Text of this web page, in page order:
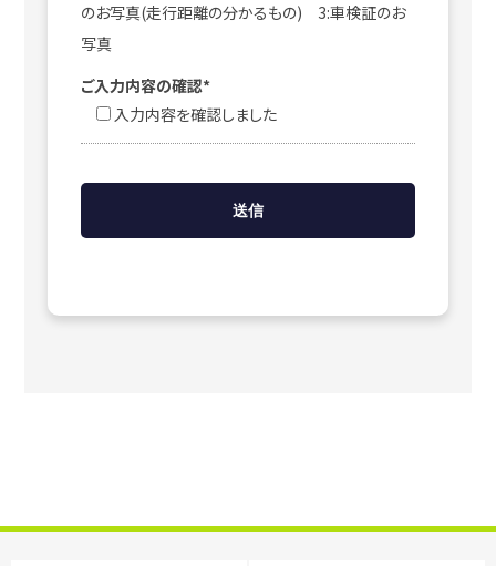
のお写真(走行距離の分かるもの) 3:車検証のお
写真
ご入力内容の確認*
入力内容を確認しました